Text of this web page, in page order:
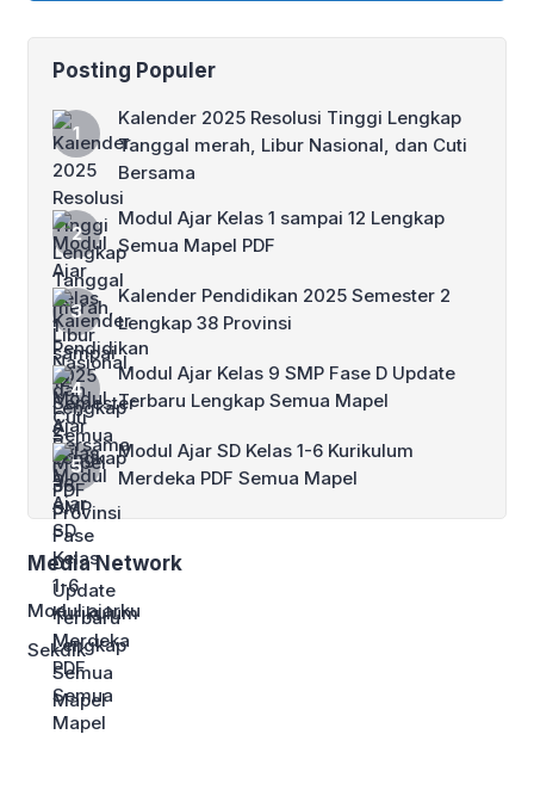
agama secara komprehensif […]
Posting Populer
Kalender 2025 Resolusi Tinggi Lengkap
Tanggal merah, Libur Nasional, dan Cuti
Bersama
Modul Ajar Kelas 1 sampai 12 Lengkap
Semua Mapel PDF
Kalender Pendidikan 2025 Semester 2
Lengkap 38 Provinsi
Modul Ajar Kelas 9 SMP Fase D Update
Terbaru Lengkap Semua Mapel
Modul Ajar SD Kelas 1-6 Kurikulum
Merdeka PDF Semua Mapel
Media Network
Modul ajarku
Sekdik